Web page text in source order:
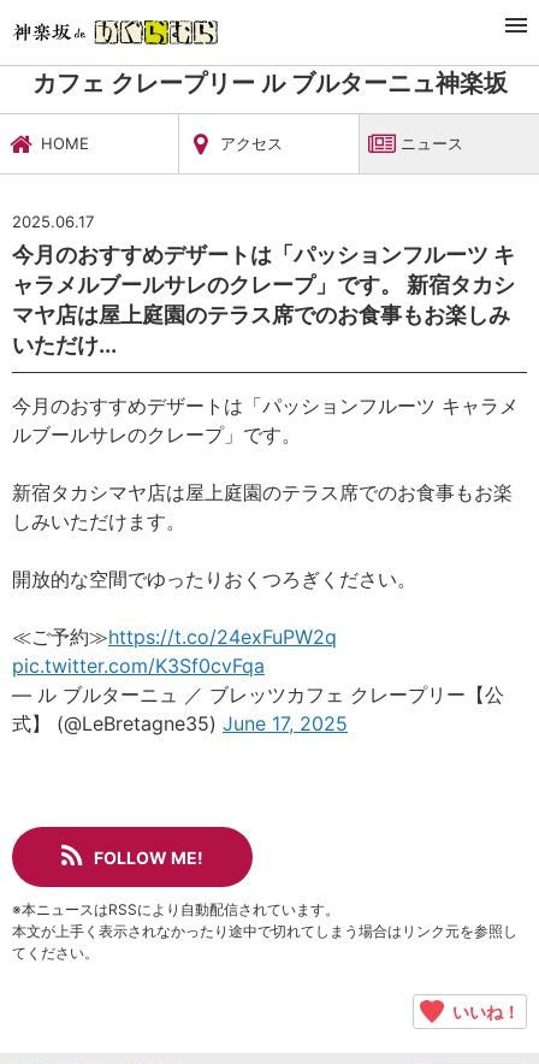
カフェ＆バー
カフェ クレープリー ル ブルターニュ神楽坂
ニュース
カフェ クレープリー ル ブルターニュ神楽坂
HOME アクセス ニュース
2025.06.17
今月のおすすめデザートは「パッションフルーツ キ
ャラメルブールサレのクレープ」です。 新宿タカシ
マヤ店は屋上庭園のテラス席でのお食事もお楽しみ
いただけ...
今月のおすすめデザートは「パッションフルーツ キャラメ
ルブールサレのクレープ」です。
新宿タカシマヤ店は屋上庭園のテラス席でのお食事もお楽
しみいただけます。
開放的な空間でゆったりおくつろぎください。
≪ご予約≫https://t.co/24exFuPW2q
pic.twitter.com/K3Sf0cvFqa
— ル ブルターニュ ／ ブレッツカフェ クレープリー【公
式】 (@LeBretagne35) June 17, 2025
FOLLOW ME!
※本ニュースはRSSにより自動配信されています。
本文が上手く表示されなかったり途中で切れてしまう場合はリンク元を参照し
てください。
いいね！